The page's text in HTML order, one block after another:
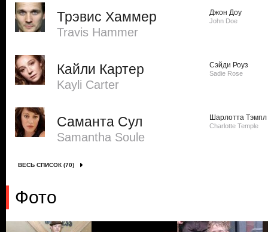
Трэвис Хаммер
Travis Hammer
Джон Доу
John Doe
Кайли Картер
Kayli Carter
Сэйди Роуз
Sadie Rose
Саманта Сул
Samantha Soule
Шарлотта Тэмпл
Charlotte Temple
ВЕСЬ СПИСОК (70)
Фото